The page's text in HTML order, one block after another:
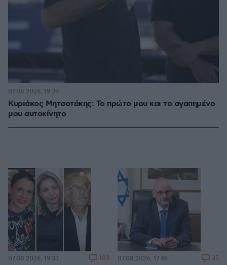
Κυριάκος Μητσοτάκης: Το πρώτο μου και το αγαπημένο
μου αυτοκίνητο
07.08.2026, 19:39
07.08.2026, 19:33 103 07.08.2026, 17:46 35